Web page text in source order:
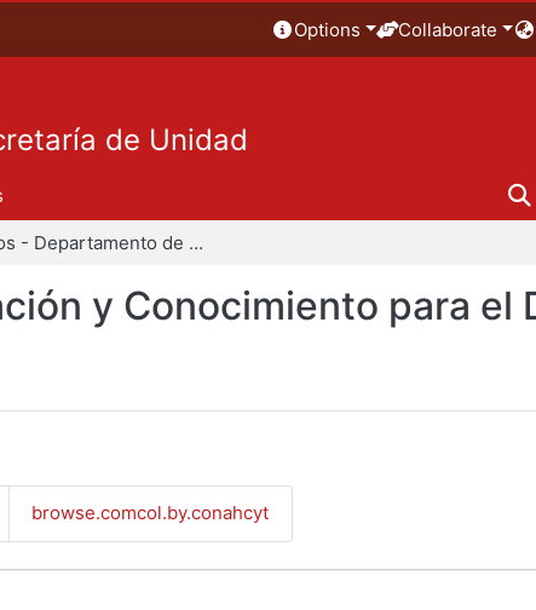
Options Collaborate
de Unidad
Libros - Departamento de Investigación y Conocimiento para el Diseño
y Conocimiento para el
browse.comcol.by.conahcyt